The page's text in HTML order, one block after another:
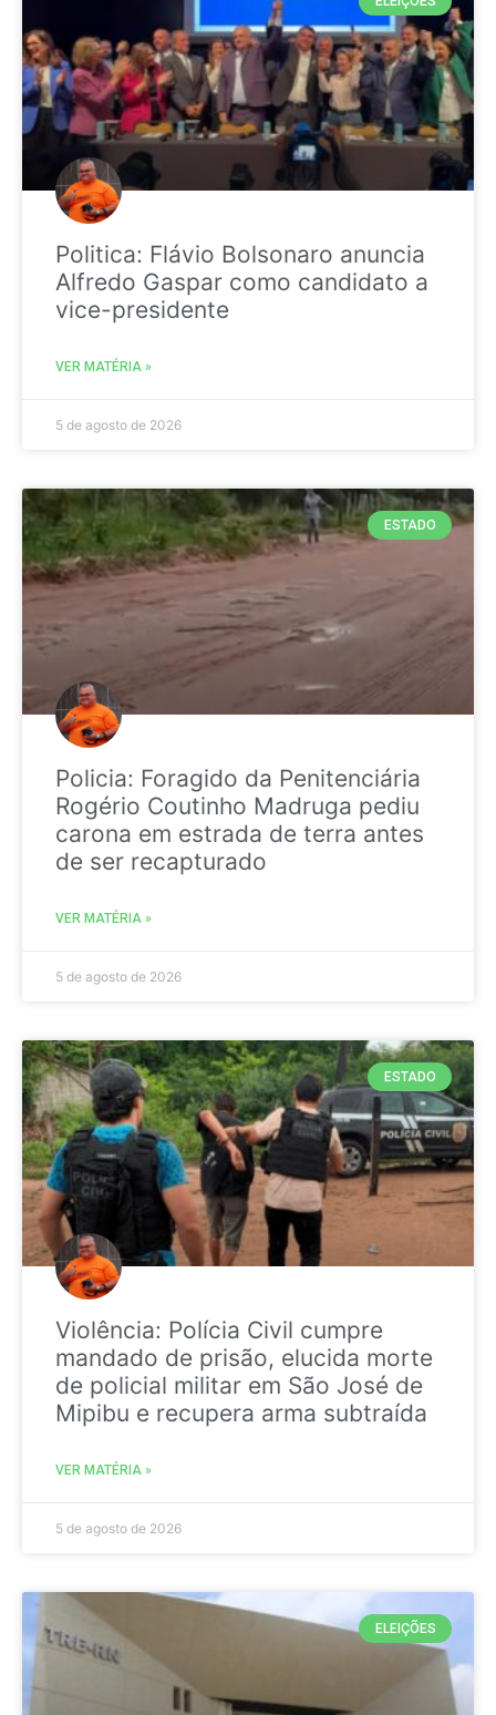
Politica: Flávio Bolsonaro anuncia
Alfredo Gaspar como candidato a
vice-presidente
VER MATÉRIA »
5 de agosto de 2026
ESTADO
Policia: Foragido da Penitenciária
Rogério Coutinho Madruga pediu
carona em estrada de terra antes
de ser recapturado
VER MATÉRIA »
5 de agosto de 2026
ESTADO
Violência: Polícia Civil cumpre
mandado de prisão, elucida morte
de policial militar em São José de
Mipibu e recupera arma subtraída
VER MATÉRIA »
5 de agosto de 2026
ELEIÇÕES